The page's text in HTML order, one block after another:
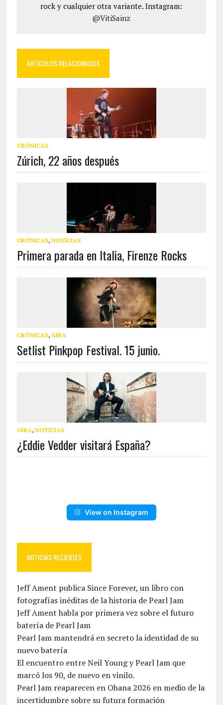
rock y cualquier otra variante. Instagram:
@VitiSainz
ARTÍCULOS RELACIONADOS
CRÓNICAS
Zúrich, 22 años después
CRÓNICAS, NOTICIAS
Primera parada en Italia, Firenze Rocks
CRÓNICAS, GIRA
Setlist Pinkpop Festival. 15 junio.
GIRA, NOTICIAS
¿Eddie Vedder visitará España?
View on Instagram
NOTICIAS RECIENTES
Jeff Ament publica Since Forever, un libro con
fotografías inéditas de la historia de Pearl Jam
Jeff Ament habla por primera vez sobre el futuro
batería de Pearl Jam
Pearl Jam mantendrá en secreto la identidad de su
nuevo batería
El encuentro entre Neil Young y Pearl Jam que
marcó los 90, de nuevo en vinilo.
Pearl Jam reaparecen en Ohana 2026 en medio de la
incertidumbre sobre su futura formación